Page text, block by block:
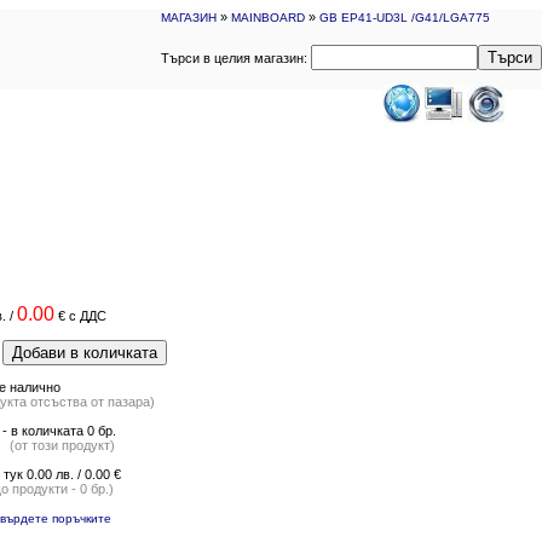
МАГАЗИН » MAINBOARD » GB EP41-UD3L /G41/LGA775
Търси в целия магазин: Търси
/ 0.00 € с ДДС
Добави в количката
налично
отсъства от пазара)
- в количката 0 бр.
(от този продукт)
тук 0.00 лв. / 0.00 €
продукти - 0 бр.)
поръчките